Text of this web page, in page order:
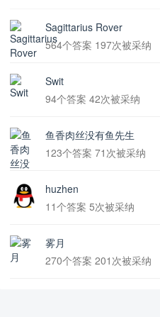
Sagittarius Rover
564个答案 197次被采纳
Swit
94个答案 42次被采纳
鱼香肉丝没有鱼先生
123个答案 71次被采纳
huzhen
11个答案 5次被采纳
雾月
270个答案 201次被采纳